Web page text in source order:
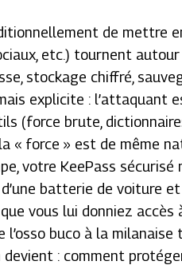
de mettre
etc.) tournent autour
stockage chiffré,
explicite : l’attaquant
(force brute,
« force » est de même
votre KeePass sécurisé
batterie de voiture
vous lui donniez accès
buco à la milanaise
devient : comment